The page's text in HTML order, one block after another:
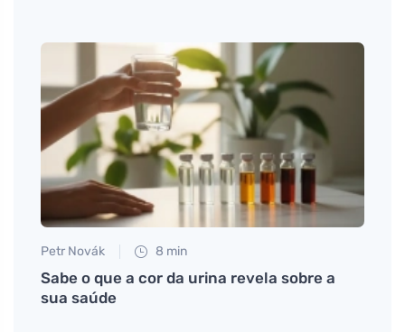
Petr Novák 8 min
Sabe o que a cor da urina revela sobre a
sua saúde